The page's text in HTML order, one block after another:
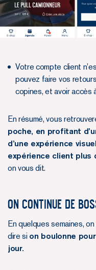
Votre compte client
pouvez faire vos
copines, et avoir accès
En résumé, vous
poche, en profitant
d’une expérience
expérience client plus
on vous dit.
On continue de
En quelques semaines,
dire si on boulonne
jour.